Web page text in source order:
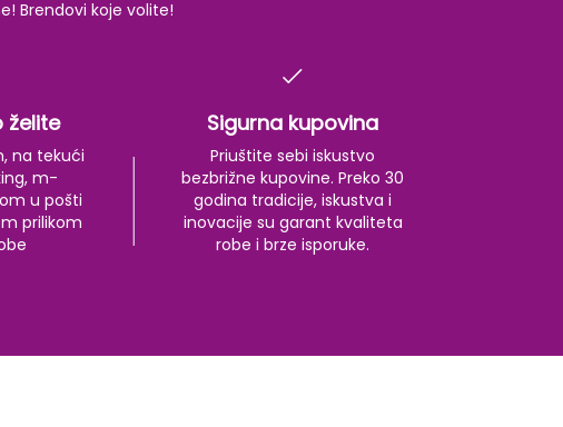
Brendovi koje volite!
želite
na tekući
m-
u pošti
prilikom
Sigurna kupovina
Priuštite sebi iskustvo
bezbrižne kupovine. Preko 30
godina tradicije, iskustva i
inovacije su garant kvaliteta
robe i brze isporuke.